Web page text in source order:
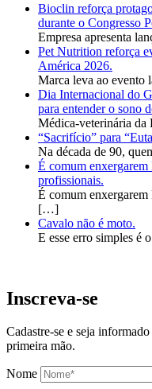
Bioclin reforça
durante o Congresso
Empresa apresenta
Pet Nutrition reforça
América 2026.
Marca leva ao evento
Dia Internacional do
para entender o sono
Médica-veterinária da
“Sacrifício” para
Na década de 90,
É comum
profissionais.
É comum
[…]
Cavalo não é moto.
E esse erro simples é
Inscreva-se
Cadastre-se e seja
primeira mão.
Nome